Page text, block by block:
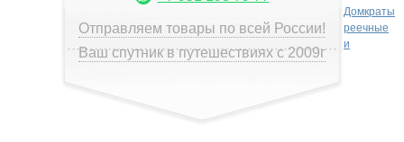
Отправляем товары по всей России!
Ваш спутник в путешествиях с 2009г
Домкраты
реечные
и